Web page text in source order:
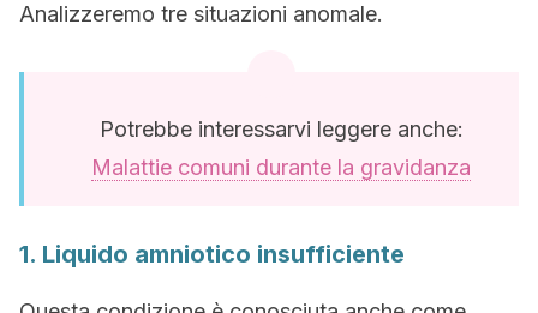
Analizzeremo tre situazioni anomale.
Potrebbe interessarvi leggere anche:
Malattie comuni durante la gravidanza
1. Liquido amniotico insufficiente